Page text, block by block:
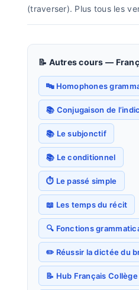
(traverser). Plus tous les
📝 Autres cours —
🔤 Homophones
📚 Conjugaison de
📚 Le subjonctif
📚 Le conditionnel
⏱️ Le passé simple
📖 Les temps du récit
🔍 Fonctions
✏️ Réussir la dictée du
📝 Hub Français Collège